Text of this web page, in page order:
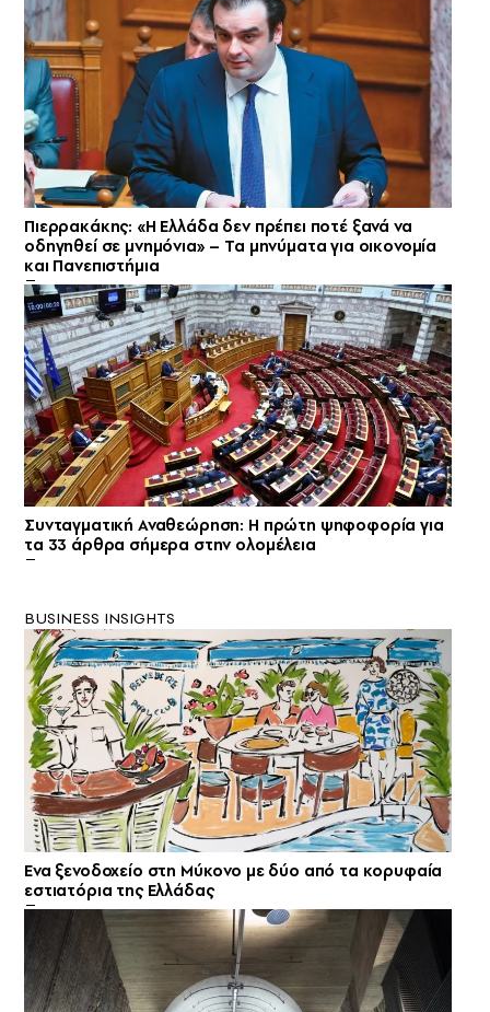
Πιερρακάκης: «Η Ελλάδα δεν πρέπει ποτέ ξανά να
οδηγηθεί σε μνημόνια» – Τα μηνύματα για οικονομία
και Πανεπιστήμια
Συνταγματική Αναθεώρηση: Η πρώτη ψηφοφορία για
τα 33 άρθρα σήμερα στην ολομέλεια
BUSINESS INSIGHTS
Ενα ξενοδοχείο στη Μύκονο με δύο από τα κορυφαία
εστιατόρια της Ελλάδας